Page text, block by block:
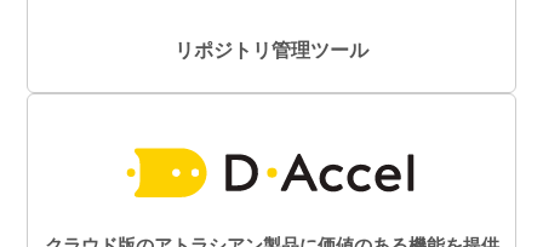
リポジトリ管理ツール